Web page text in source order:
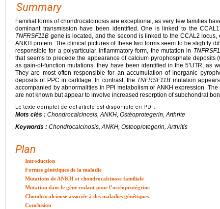
Summary
Familial forms of chondrocalcinosis are exceptional, as very few families
dominant transmission have been identified. One is linked to the
TNFRSF11B gene is located, and the second is linked to the CCAL2
ANKH protein. The clinical pictures of these two forms seem to be slightly
responsible for a polyarticular inflammatory form, the mutation in
that seems to precede the appearance of calcium pyrophosphate deposits
as gain-of-function mutations: they have been identified in the 5’UTR, as
They are most often responsible for an accumulation of inorganic
deposits of PPC in cartilage. In contrast, the TNFRSF11B mutation
accompanied by abnormalities in PPi metabolism or ANKH expression.
are not known but appear to involve increased resorption of subchondral
Le texte complet de cet article est disponible en PDF.
Mots clés : Chondrocalcinosis, ANKH, Ostéoprotegerin, Arthrite
Keywords : Chondrocalcinosis, ANKH, Osteoprotegerin, Arthritis
Plan
Introduction
Formes génétiques de la maladie
Mutations de ANKH et chondrocalcinose familiale
Mutation dans le gène codant pour l’ostéoprotégrine
Chondrocalcinose associée à des maladies génétiques
Conclusion